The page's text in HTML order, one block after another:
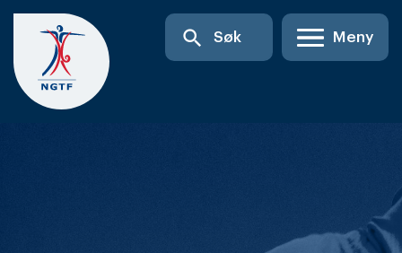
Skip
content
search Søk Meny